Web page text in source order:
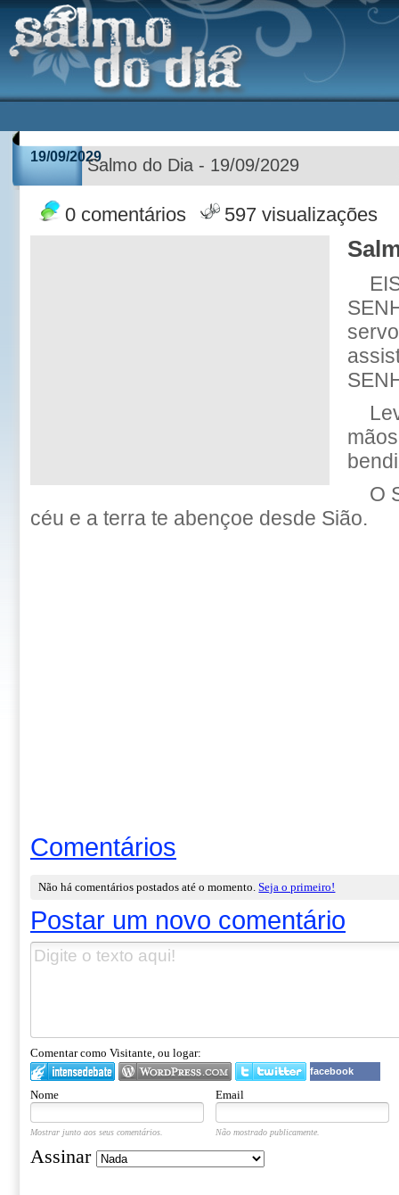
19/09/2029Salmo do Dia - 19/09/2029
0 comentários 597 visualizações
O
céu e a terra te abençoe desde Sião.
Comentários
Não há comentários postados até o momento.Seja o primeiro!
Postar um novo comentário
Comentar como Visitante, ou logar:
facebook
Nome Email
Mostrar junto aos seus comentários. Não mostrado publicamente.
Assinar